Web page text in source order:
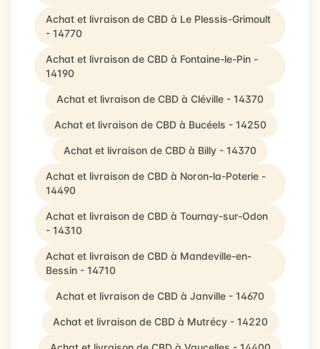
Achat et livraison de CBD à Le Plessis-Grimoult
- 14770
Achat et livraison de CBD à Fontaine-le-Pin -
14190
Achat et livraison de CBD à Cléville - 14370
Achat et livraison de CBD à Bucéels - 14250
Achat et livraison de CBD à Billy - 14370
Achat et livraison de CBD à Noron-la-Poterie -
14490
Achat et livraison de CBD à Tournay-sur-Odon
- 14310
Achat et livraison de CBD à Mandeville-en-
Bessin - 14710
Achat et livraison de CBD à Janville - 14670
Achat et livraison de CBD à Mutrécy - 14220